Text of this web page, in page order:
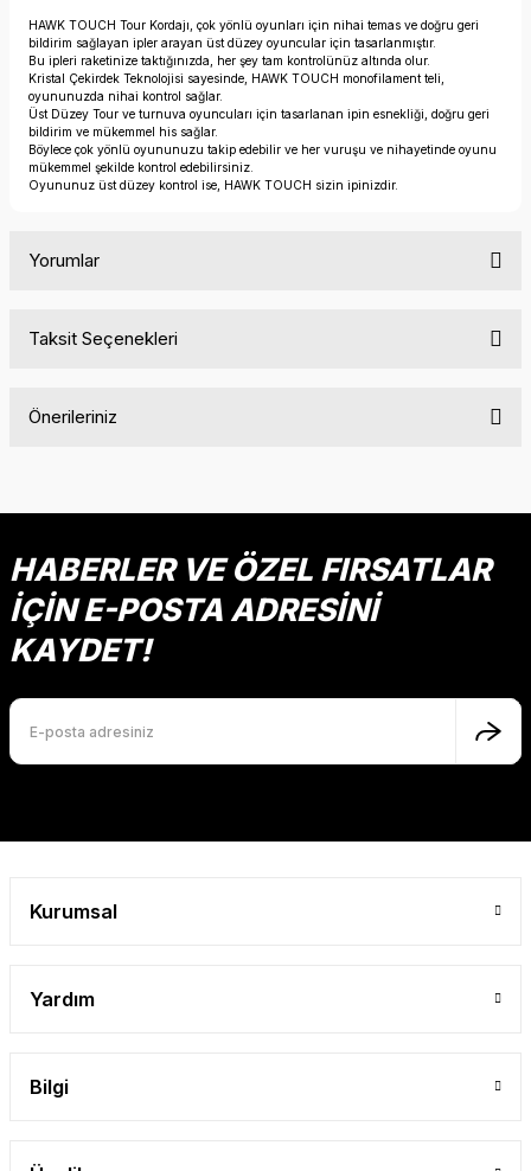
HAWK TOUCH Tour Kordajı, çok yönlü oyunları için nihai temas ve doğru geri
bildirim sağlayan ipler arayan üst düzey oyuncular için tasarlanmıştır.
Bu ipleri raketinize taktığınızda, her şey tam kontrolünüz altında olur.
Kristal Çekirdek Teknolojisi sayesinde, HAWK TOUCH monofilament teli,
oyununuzda nihai kontrol sağlar.
Üst Düzey Tour ve turnuva oyuncuları için tasarlanan ipin esnekliği, doğru geri
bildirim ve mükemmel his sağlar.
Böylece çok yönlü oyununuzu takip edebilir ve her vuruşu ve nihayetinde oyunu
mükemmel şekilde kontrol edebilirsiniz.
Oyununuz üst düzey kontrol ise, HAWK TOUCH sizin ipinizdir.
Yorumlar
Taksit Seçenekleri
Önerileriniz
Ürün resmi kalitesiz, bozuk veya görüntülenemiyor.
Ürün açıklamasında eksik bilgiler bulunuyor.
Ürün fiyatı diğer sitelerden daha pahalı.
Bu ürüne benzer farklı alternatifler olmalı.
HABERLER VE ÖZEL FIRSATLAR
İÇİN E-POSTA ADRESİNİ
KAYDET!
Kurumsal
Yardım
Bilgi